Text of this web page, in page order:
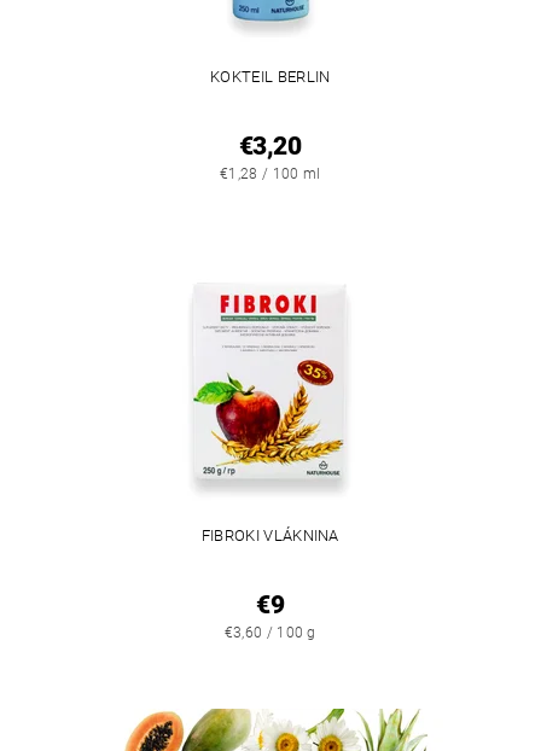
KOKTEIL BERLIN
€3,20
€1,28 / 100 ml
FIBROKI VLÁKNINA
€9
€3,60 / 100 g